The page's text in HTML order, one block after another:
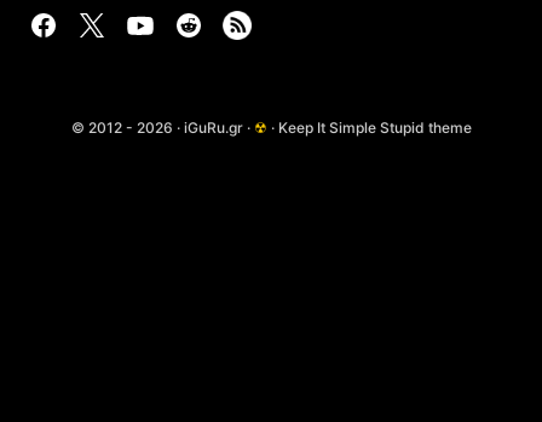
© 2012 - 2026 · iGuRu.gr · ☢ · Keep It Simple Stupid theme